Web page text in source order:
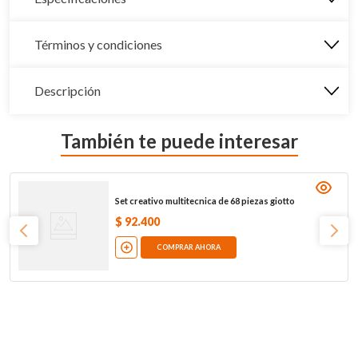
Términos y condiciones
Descripción
También te puede interesar
Set creativo multitecnica de 68 piezas giotto
$ 92.400
COMPRAR AHORA